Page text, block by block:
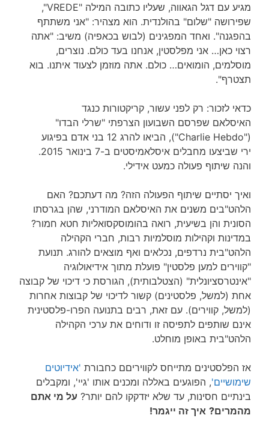
מגיע עם דגל הגאווה, שעליו כתובה המילה "VREDE",
שפירושה "שלום" בהולנדית. הוא מצהיר: "אני משתתף
בהפגנה". ואחד המפגינים (לבוש בכאפיה) משיב: "אתה
רצוי כאן… אני מפלסטין, אנחנו בעד כולם. נוצרים,
מוסלמים, הומואים… כולם. אתה מוזמן לצעוד איתנו. בוא
תצטרף".
כדאי לזכור: רק לפני עשור, קריקטורות כנגד
האיסלאם שפרסם השבועון הצרפתי "שרלי הבדו"
("Charlie Hebdo"), הביאו להרג 12 בני אדם בפיגוע
ירי שביצעו מחבלים איסלאמיסטים ב-7 בינואר 2015.
והנה שיתוף פעולה כמעט אידילי.
ואיך יסתיים שיתוף הפעולה הזה? מה דעתכם? האם
הלהט"בים משנים את האיסלאם המודרני, שהן בגרסתו
הסונית והן בשיעית, רואה בהומוסקסואליות חטא חמור?
במדינות וקהילות מוסלמיות רבות, חברי הקהילה
הלהט"בית נרדפים, נכלאים ואף מוצאים להורג. תנועת
"קווירים למען פלסטין" פועלת מתוך אידיאולוגיה
"אינטרסציונלית" (הצטלבותית), הגורסת כי דיכוי של קבוצה
אחת (למשל, פלסטינים) קשור לדיכוי של קבוצות אחרות
(למשל, קווירים). עם זאת, רבים בתנועה הפרו-פלסטינית
אינם שותפים לתפיסה זו ודוחים את ערכי הקהילה
הלהט"בית באופן מוחלט.
אז הפלסטינים מתייחס לקוויריםם כחבורת 'אידיוטים
שימושיים', הפוגעים באללה ומכנים אותו 'גיי', ומקבלים
בינתיים חסינות, עד שלא יזדקקו להם יותר? על מי אתם
מהמרים? איך זה ייגמר!